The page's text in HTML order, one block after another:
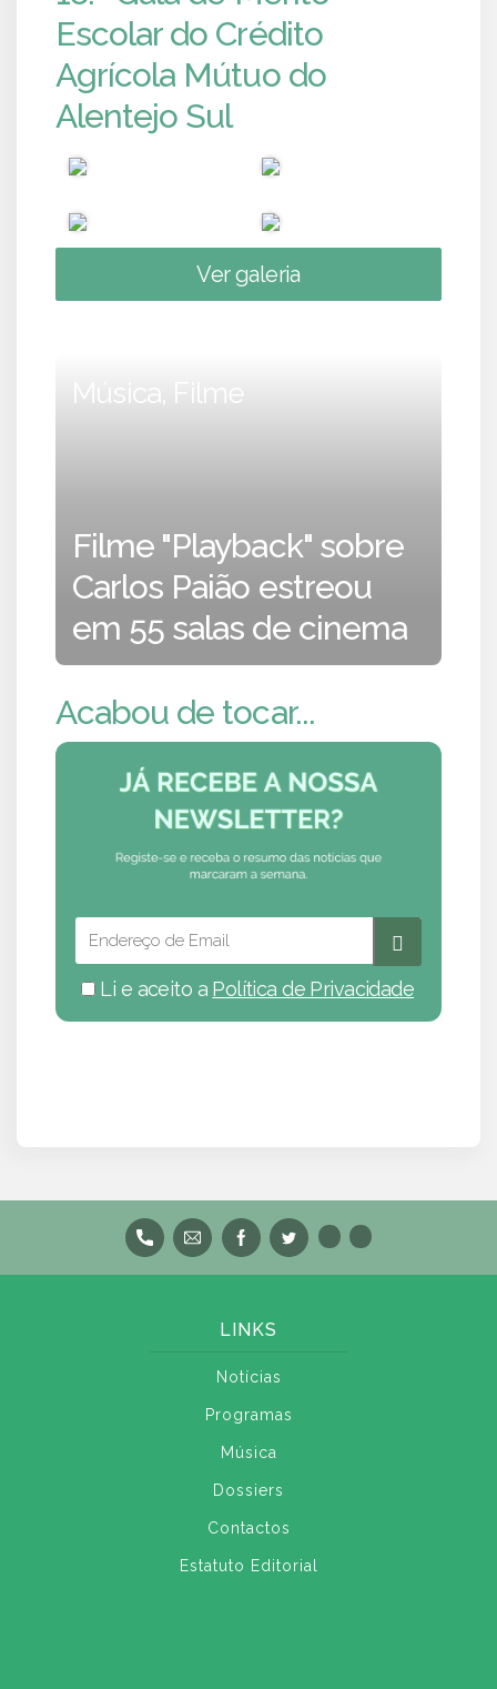
Escolar do Crédito
Agrícola Mútuo do
Alentejo Sul
Ver galeria
Música, Filme
Filme "Playback" sobre
Carlos Paião estreou
em 55 salas de cinema
Acabou de tocar...
Li e aceito a Política de Privacidade
LINKS
Notícias
Programas
Música
Dossiers
Contactos
Estatuto Editorial